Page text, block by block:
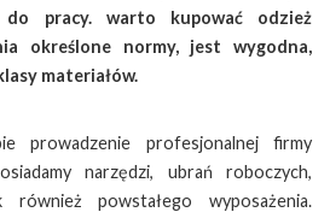
pracy. warto kupować odzież
określone normy, jest wygodna,
materiałów.
prowadzenie profesjonalnej firmy
narzędzi, ubrań roboczych,
powstałego wyposażenia.